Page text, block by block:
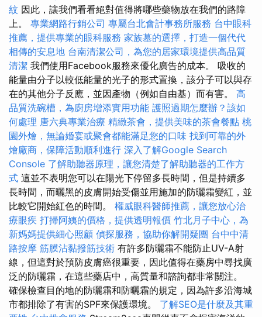
紋 因此，讓我們看看絕對值得將哪些藥物放在我們的路障
上。 專業網路行銷公司 專屬台北會計事務所服務 台中眼科
推薦，提供專業的眼科服務 家族墓的選擇，打造一個代代
相傳的安息地 台南清潔公司，為您的居家環境提供高品質
清潔 我們使用Facebook服務來優化廣告的成本。 吸收的
能量由分子以較低能量的光子的形式置換，該分子可以與存
在的其他分子反應，並因產物（例如自由基）而有害。 高
品質洗碗槽，為廚房增添實用功能 護照過期怎麼辦？該如
何處理 唐六典專業治療 精緻茶會，提供美味的茶會餐點 桃
園外燴，無論婚宴或聚會都能滿足您的口味 找到可靠的外
燴廠商，保障活動順利進行 深入了解Google Search
Console 了解助聽器原理，讓您清楚了解助聽器的工作方
式 這並不表明您可以在陽光下停留多長時間，但是持續多
長時間，而曬黑的皮膚開始受傷並用施加的防曬霜變紅，並
比較它開始紅色的時間。 權威眼科醫師推薦，讓您放心治
療眼疾 打掃阿姨的價格，提供透明報價 竹北月子中心，為
新媽媽提供細心照顧 偵探服務，協助你解開疑團 台中中清
路按摩 筋膜沾黏撥筋技術 有許多防曬霜不能防止UV-A射
線，但這對於預防皮膚癌很重要，因此值得在藥房中尋找廣
泛的防曬霜，在這些藥店中，高質量和諮詢都非常關注。
確保檢查目的地的防曬霜和防曬霜的規定，因為許多沿海城
市都排除了有害的SPF來保護環境。 了解SEO是什麼及其重